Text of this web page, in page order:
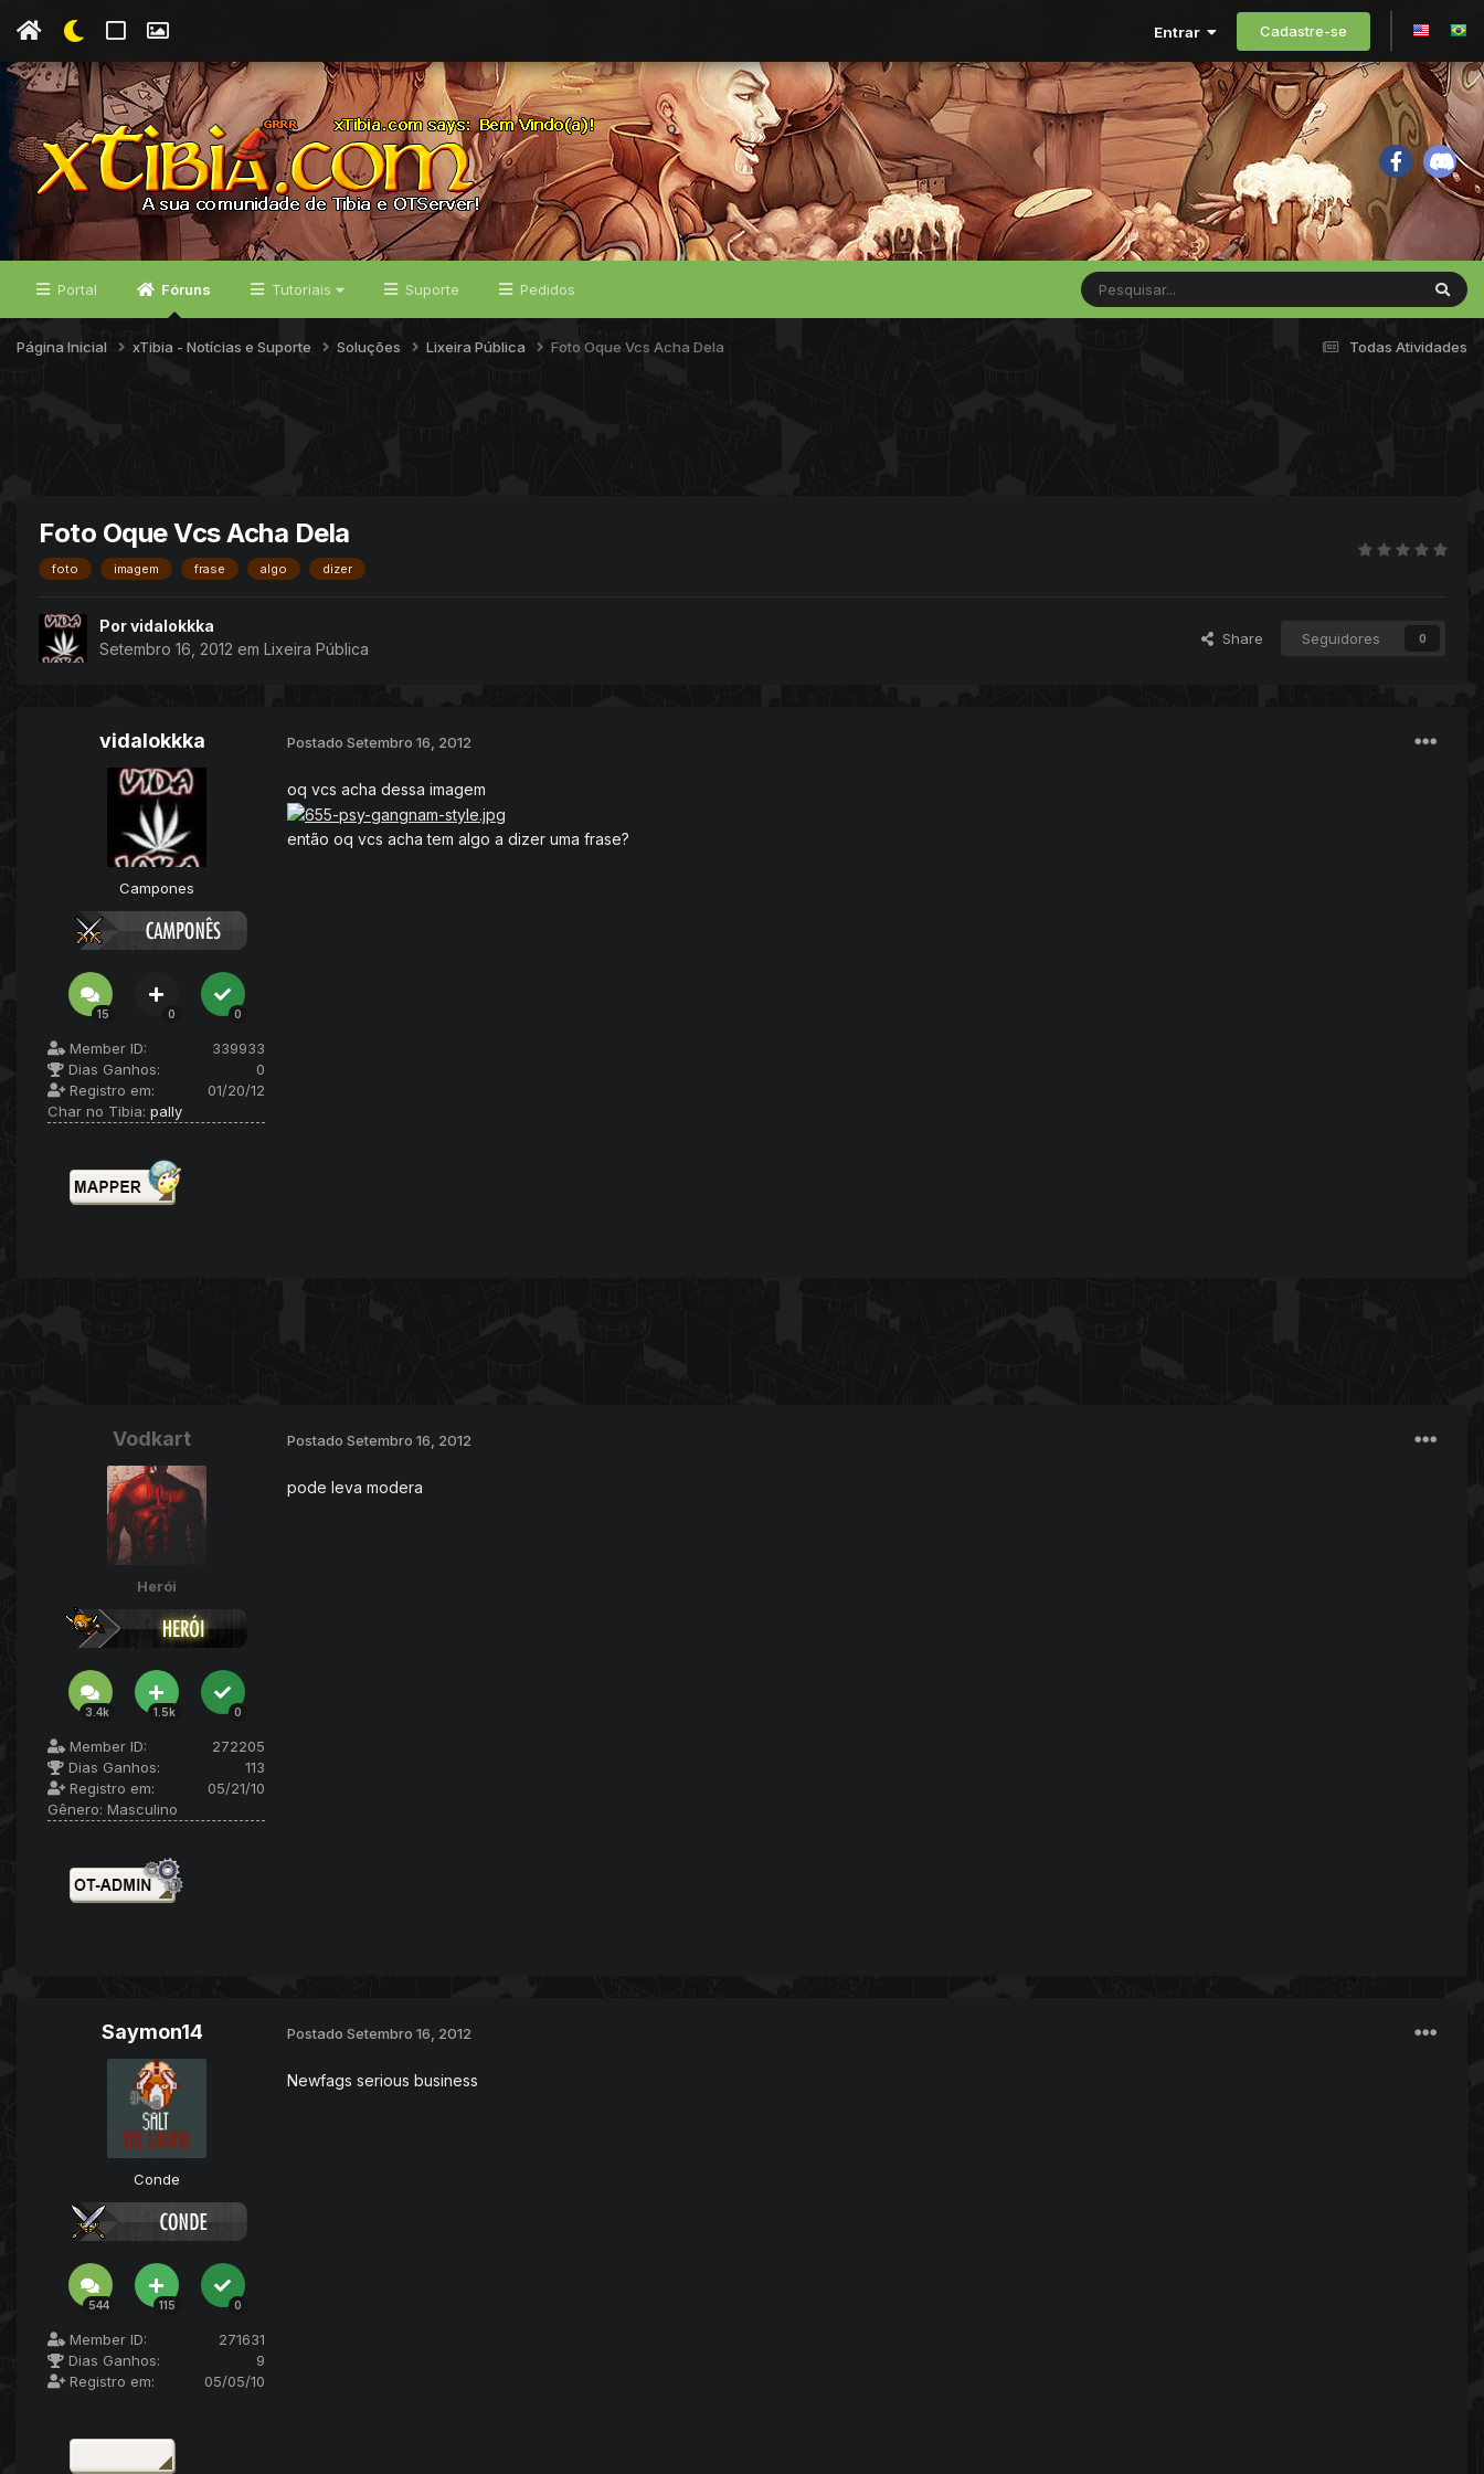
Entrar Cadastre-se
Portal Fóruns Tutoriais Suporte Pedidos
Todas Atividades
Página Inicial xTibia - Notícias e Suporte Soluções Lixeira Pública Foto Oque Vcs Acha Dela
Foto Oque Vcs Acha Dela
foto imagem frase algo dizer
Porvidalokkka
Setembro 16, 2012 em Lixeira Pública
Share Seguidores 0
vidalokkka
Campones
15 0 0
Member ID:
339933
Dias Ganhos:
0
Registro em:
01/20/12
Char no Tibia: pally
Postado Setembro 16, 2012
oq vcs acha dessa imagem
então oq vcs acha tem algo a dizer uma frase?
Vodkart
Herói
3.4k 1.5k 0
Member ID:
272205
Dias Ganhos:
113
Registro em:
05/21/10
Gênero: Masculino
Postado Setembro 16, 2012
pode leva modera
Saymon14
Conde
544 115 0
Member ID:
271631
Dias Ganhos:
9
Registro em:
05/05/10
Postado Setembro 16, 2012
Newfags serious business